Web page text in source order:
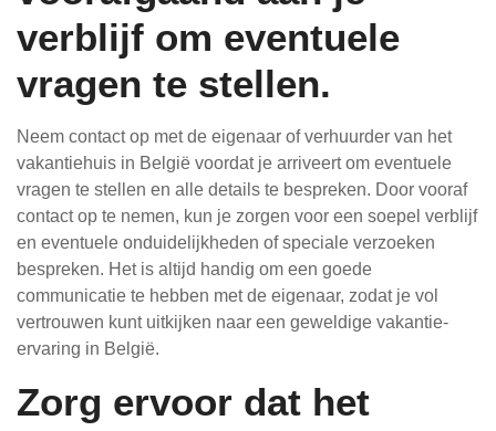
verblijf om eventuele
vragen te stellen.
Neem contact op met de eigenaar of verhuurder van het
vakantiehuis in België voordat je arriveert om eventuele
vragen te stellen en alle details te bespreken. Door vooraf
contact op te nemen, kun je zorgen voor een soepel verblijf
en eventuele onduidelijkheden of speciale verzoeken
bespreken. Het is altijd handig om een goede
communicatie te hebben met de eigenaar, zodat je vol
vertrouwen kunt uitkijken naar een geweldige vakantie-
ervaring in België.
Zorg ervoor dat het